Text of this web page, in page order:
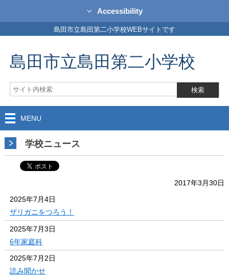
Accessibility
島田市立島田第二小学校WEBサイトです
島田市立島田第二小学校
MENU
学校ニュース
2017年3月30日
2025年7月4日
ザリガニをつろう！
2025年7月3日
6年家庭科
2025年7月2日
読み聞かせ